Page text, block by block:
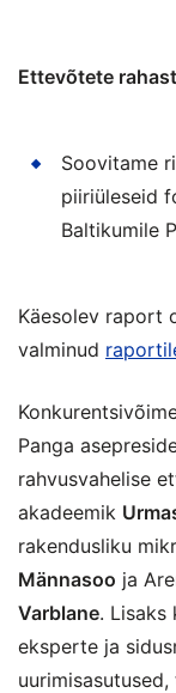
Ettevõtete
Soovitame
piiriüleseid
Baltikumile
Käesolev raport
valminud
Panga
rahvusvahelise
akadeemik
rakendusliku
Männasoo ja
Varblane. Lisaks
eksperte ja